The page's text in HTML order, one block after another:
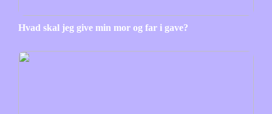
Hvad skal jeg give min mor og far i gave?